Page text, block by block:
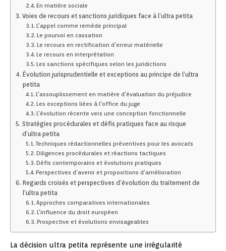
En matière sociale
Voies de recours et sanctions juridiques face à l’ultra petita
L’appel comme remède principal
Le pourvoi en cassation
Le recours en rectification d’erreur matérielle
Le recours en interprétation
Les sanctions spécifiques selon les juridictions
Évolution jurisprudentielle et exceptions au principe de l’ultra
petita
L’assouplissement en matière d’évaluation du préjudice
Les exceptions liées à l’office du juge
L’évolution récente vers une conception fonctionnelle
Stratégies procédurales et défis pratiques face au risque
d’ultra petita
Techniques rédactionnelles préventives pour les avocats
Diligences procédurales et réactions tactiques
Défis contemporains et évolutions pratiques
Perspectives d’avenir et propositions d’amélioration
Regards croisés et perspectives d’évolution du traitement de
l’ultra petita
Approches comparatives internationales
L’influence du droit européen
Prospective et évolutions envisageables
La décision ultra petita représente une irrégularité